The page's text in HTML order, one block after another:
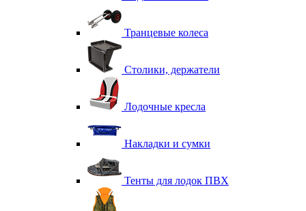
Транцевые колеса
Столики, держатели
Лодочные кресла
Накладки и сумки
Тенты для лодок ПВХ